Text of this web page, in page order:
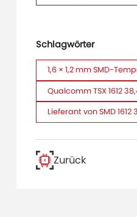
Schlagwörter
1,6 × 1,2 mm SMD-
Qualcomm TSX 1612
Lieferant von SMD
Zurück